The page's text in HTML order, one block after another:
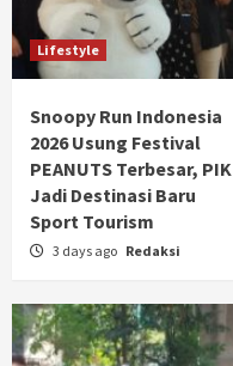
Lifestyle
Snoopy Run Indonesia
2026 Usung Festival
PEANUTS Terbesar, PIK
Jadi Destinasi Baru
Sport Tourism
3 days ago Redaksi